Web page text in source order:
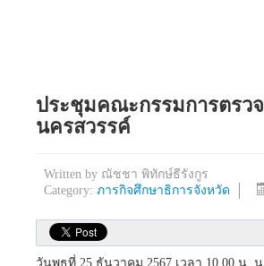
ประชุมคณะกรรมการตรว
นครสวรรค์
Written by ณัชชา พิทักษ์ธีรังกูร
Category: ภารกิจศึกษาธิการจังหวัด
วันพุธที่ 25 ธันวาคม 2567 เวลา 10.00